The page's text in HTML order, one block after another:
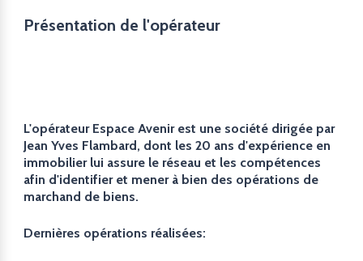
Présentation de l'opérateur
L'opérateur Espace Avenir est une société dirigée par
Jean Yves Flambard, dont les 20 ans d'expérience en
immobilier lui assure le réseau et les compétences
afin d'identifier et mener à bien des opérations de
marchand de biens.
Dernières opérations réalisées: